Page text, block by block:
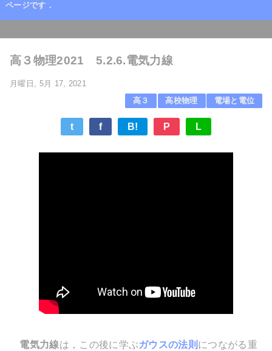
ページです．
高３物理2021 5.2.6.電気力線
月曜日, 5月 17, 2021
高３
高校物理 電場と電位
t f B! P L
電気力線は，この後に学ぶガウスの法則 につながる重